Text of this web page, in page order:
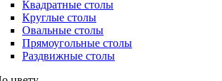
Квадратные столы
Круглые столы
Овальные столы
Прямоугольные столы
Раздвижные столы